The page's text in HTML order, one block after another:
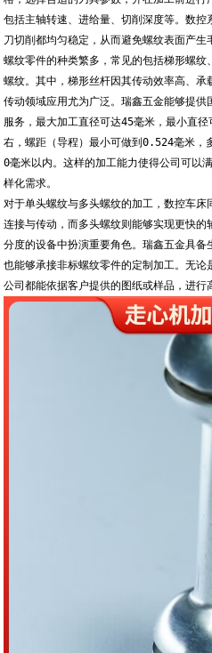
包括主轴转速、进给量、切削深度等。数
刀切削都均匀稳定，从而避免螺纹表面产生
螺纹零件的种类繁多，常见的包括梯形螺纹
螺纹。其中，梯形丝杆因其传动效率高、
传动领域应用尤为广泛。瑞鑫五金能够提供
服务，最大加工直径可达45毫米，最小直
右，螺距（导程）最小可做到0.524毫米，
0毫米以内。这样的加工能力使得公司可以
样化需求。
对于单头螺纹与多头螺纹的加工，数控车
连接与传动，而多头螺纹则能够实现更快
分度的设备中扮演重要角色。瑞鑫五金具
也能够承接非标螺纹零件的定制加工。无论
公司都能依据客户提供的图纸或样品，进行